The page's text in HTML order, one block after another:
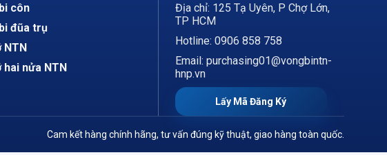
côn
đũa trụ
NTN
hai nửa NTN
Địa chỉ: 125 Tạ Uyên, P Chợ Lớn,
TP HCM
Hotline: 0906 858 758
Email: purchasing01@vongbintn-
hnp.vn
Lấy Mã Đăng Ký
Cam kết hàng chính hãng, tư vấn đúng kỹ thuật, giao hàng toàn quốc.